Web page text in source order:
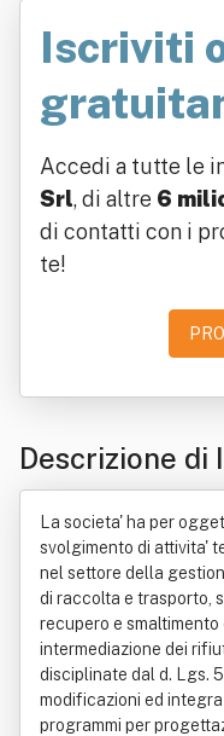
Iscriviti
Accedi a tutte le
Srl, di altre 6
di contatti con i
te!
Descrizione di
La societa' ha per
svolgimento di attivita'
nel settore della
di raccolta e trasporto,
recupero e
intermediazione dei
disciplinate dal d. Lgs.
modificazioni ed
programmi per